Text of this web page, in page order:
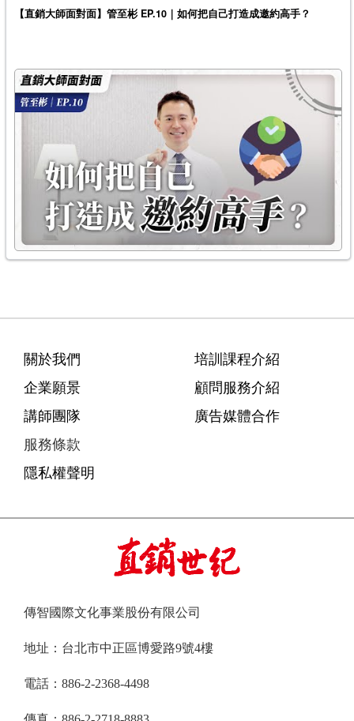
【直銷大師面對面】管至彬 EP.10｜如何把自己打造成邀約高手？
關於我們
企業願景
講師團隊
服務條款
隱私權聲明
培訓課程介紹
顧問服務介紹
廣告媒體合作
傳智國際文化事業股份有限公司
地址：台北市中正區博愛路9號4樓
電話：886-2-2368-4498